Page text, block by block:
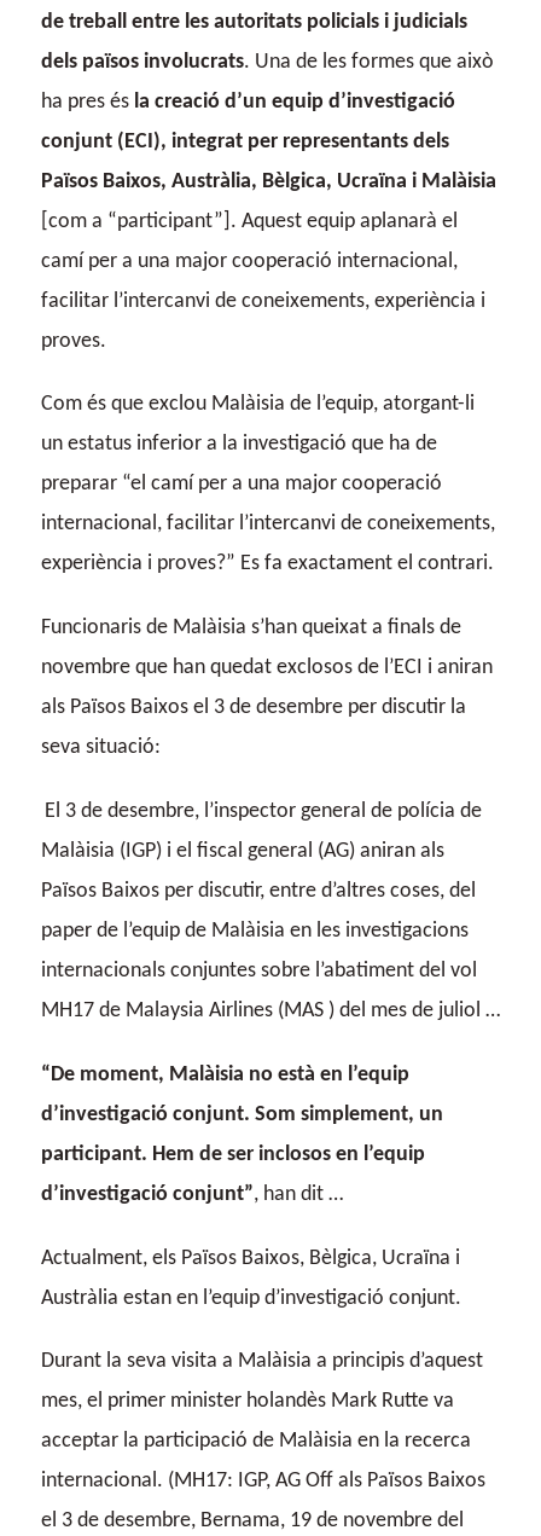
de treball entre les autoritats policials i judicials
dels països involucrats. Una de les formes que això
ha pres és la creació d’un equip d’investigació
conjunt (ECI), integrat per representants dels
Països Baixos, Austràlia, Bèlgica, Ucraïna i Malàisia
[com a “participant”]. Aquest equip aplanarà el
camí per a una major cooperació internacional,
facilitar l’intercanvi de coneixements, experiència i
proves.
Com és que exclou Malàisia de l’equip, atorgant-li
un estatus inferior a la investigació que ha de
preparar “el camí per a una major cooperació
internacional, facilitar l’intercanvi de coneixements,
experiència i proves?” Es fa exactament el contrari.
Funcionaris de Malàisia s’han queixat a finals de
novembre que han quedat exclosos de l’ECI i aniran
als Països Baixos el 3 de desembre per discutir la
seva situació:
El 3 de desembre, l’inspector general de polícia de
Malàisia (IGP) i el fiscal general (AG) aniran als
Països Baixos per discutir, entre d’altres coses, del
paper de l’equip de Malàisia en les investigacions
internacionals conjuntes sobre l’abatiment del vol
MH17 de Malaysia Airlines (MAS ) del mes de juliol …
“De moment, Malàisia no està en l’equip
d’investigació conjunt. Som simplement, un
participant. Hem de ser inclosos en l’equip
d’investigació conjunt”, han dit …
Actualment, els Països Baixos, Bèlgica, Ucraïna i
Austràlia estan en l’equip d’investigació conjunt.
Durant la seva visita a Malàisia a principis d’aquest
mes, el primer minister holandès Mark Rutte va
acceptar la participació de Malàisia en la recerca
internacional. (MH17: IGP, AG Off als Països Baixos
el 3 de desembre, Bernama, 19 de novembre del